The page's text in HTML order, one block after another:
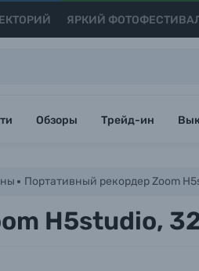
ЯРКИЙ
Обзоры Трейд-ин
Портативный рекордер Zoom
H5studio,